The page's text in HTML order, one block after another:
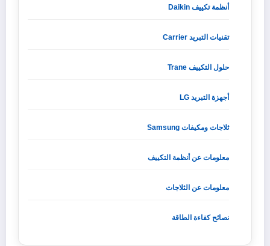
أنظمة تكييف Daikin
تقنيات التبريد Carrier
حلول التكييف Trane
أجهزة التبريد LG
ثلاجات ومكيفات Samsung
معلومات عن أنظمة التكييف
معلومات عن الثلاجات
نصائح كفاءة الطاقة